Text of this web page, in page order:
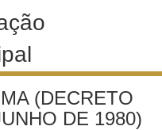
(DECRETO
DE 1980)